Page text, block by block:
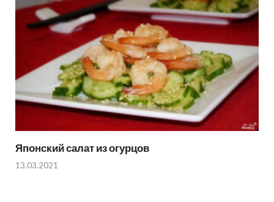
Японский салат из огурцов
13.03.2021